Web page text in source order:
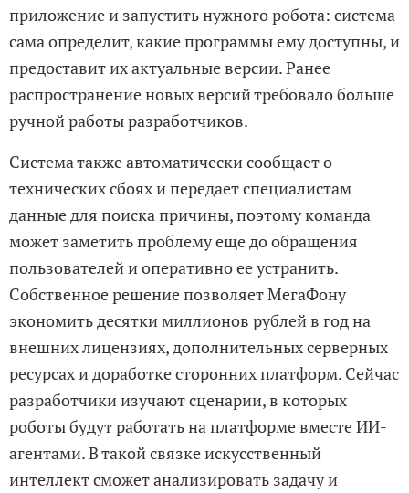
приложение и запустить нужного робота: система
сама определит, какие программы ему доступны, и
предоставит их актуальные версии. Ранее
распространение новых версий требовало больше
ручной работы разработчиков.
Система также автоматически сообщает о
технических сбоях и передает специалистам
данные для поиска причины, поэтому команда
может заметить проблему еще до обращения
пользователей и оперативно ее устранить.
Собственное решение позволяет МегаФону
экономить десятки миллионов рублей в год на
внешних лицензиях, дополнительных серверных
ресурсах и доработке сторонних платформ. Сейчас
разработчики изучают сценарии, в которых
роботы будут работать на платформе вместе ИИ-
агентами. В такой связке искусственный
интеллект сможет анализировать задачу и